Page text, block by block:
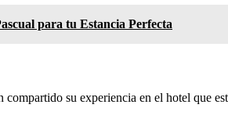
para tu Estancia Perfecta
su experiencia en el hotel que